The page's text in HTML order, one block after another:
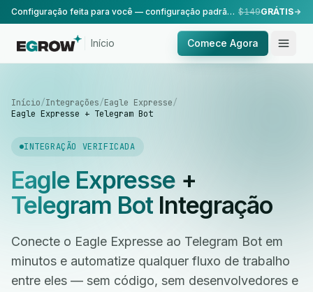
Configuração feita para você — configuração padrão, realizada pela nossa equipe. $149GRÁTIS
Início Comece Agora
Início/Integrações/Eagle Expresse/
Eagle Expresse + Telegram Bot
INTEGRAÇÃO VERIFICADA
Eagle Expresse+
Telegram BotIntegração
Conecte o Eagle Expresse ao Telegram Bot em
minutos e automatize qualquer fluxo de trabalho
entre eles — sem código, sem desenvolvedores e